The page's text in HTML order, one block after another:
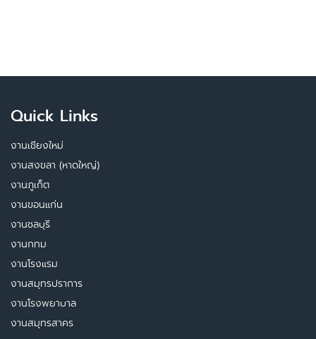
Quick Links
งานเชียงใหม่
งานสงขลา (หาดใหญ่)
งานภูเก็ต
งานขอนแก่น
งานชลบุรี
งานกทม
งานโรงแรม
งานสมุทรปราการ
งานโรงพยาบาล
งานสมุทรสาคร